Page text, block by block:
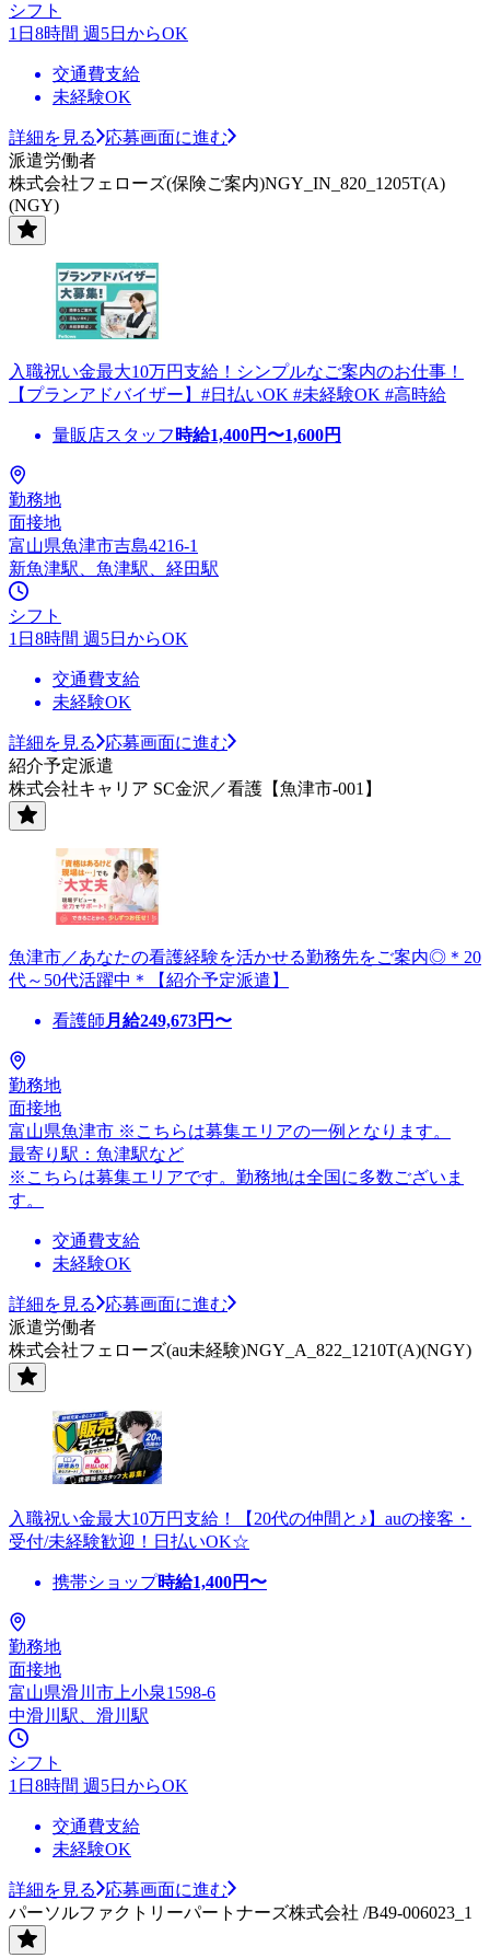
シフト
1日8時間 週5日からOK
交通費支給
未経験OK
詳細を見る
応募画面に進む
派遣労働者
株式会社フェローズ(保険ご案内)NGY_IN_820_1205T(A)
(NGY)
入職祝い金最大10万円支給！シンプルなご案内のお仕事！
【プランアドバイザー】#日払いOK #未経験OK #高時給
量販店スタッフ 時給1,400円〜1,600円
勤務地
面接地
富山県魚津市吉島4216-1
新魚津駅、魚津駅、経田駅
シフト
1日8時間 週5日からOK
交通費支給
未経験OK
詳細を見る
応募画面に進む
紹介予定派遣
株式会社キャリア SC金沢／看護【魚津市-001】
魚津市／あなたの看護経験を活かせる勤務先をご案内◎＊20
代～50代活躍中＊【紹介予定派遣】
看護師 月給249,673円〜
勤務地
面接地
富山県魚津市 ※こちらは募集エリアの一例となります。
最寄り駅：魚津駅など
※こちらは募集エリアです。勤務地は全国に多数ございま
す。
交通費支給
未経験OK
詳細を見る
応募画面に進む
派遣労働者
株式会社フェローズ(au未経験)NGY_A_822_1210T(A)(NGY)
入職祝い金最大10万円支給！【20代の仲間と♪】auの接客・
受付/未経験歓迎！日払いOK☆
携帯ショップ時給1,400円〜
勤務地
面接地
富山県滑川市上小泉1598-6
中滑川駅、滑川駅
シフト
1日8時間 週5日からOK
交通費支給
未経験OK
詳細を見る
応募画面に進む
パーソルファクトリーパートナーズ株式会社 /B49-006023_1